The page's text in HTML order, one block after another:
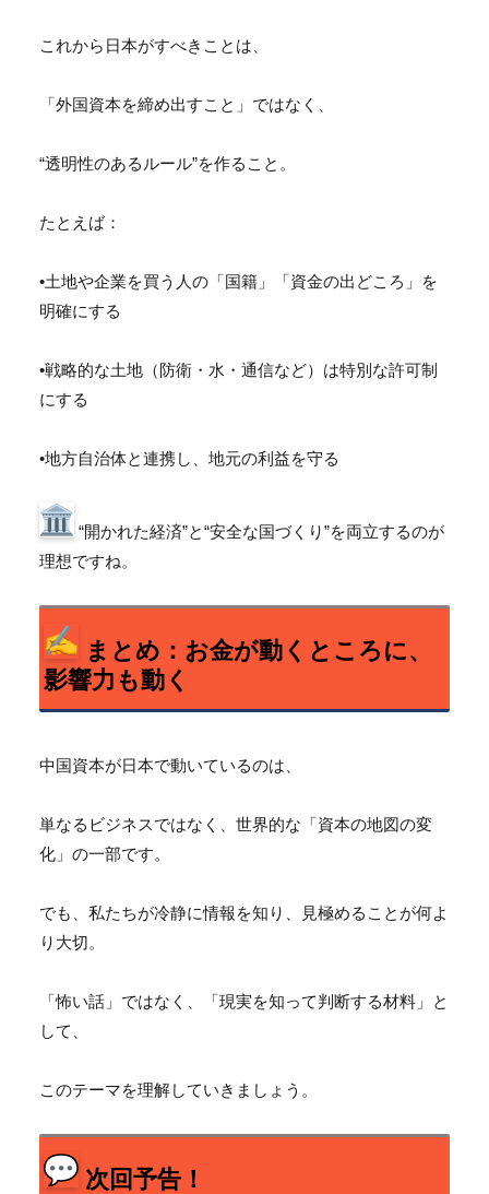
これから日本がすべきことは、
「外国資本を締め出すこと」ではなく、
“透明性のあるルール”を作ること。
たとえば：
•土地や企業を買う人の「国籍」「資金の出どころ」を
明確にする
•戦略的な土地（防衛・水・通信など）は特別な許可制
にする
•地方自治体と連携し、地元の利益を守る
“開かれた経済”と“安全な国づくり”を両立するのが
理想ですね。
まとめ：お金が動くところに、
影響力も動く
中国資本が日本で動いているのは、
単なるビジネスではなく、世界的な「資本の地図の変
化」 の一部です。
でも、私たちが冷静に情報を知り、見極めることが何よ
り大切。
「怖い話」ではなく、「現実を知って判断する材料」と
して、
このテーマを理解していきましょう。
次回予告！